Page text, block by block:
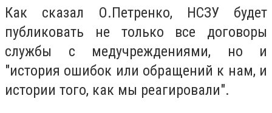
Как сказал О.Петренко, НСЗУ будет
публиковать не только все договоры
службы с медучреждениями, но и
"история ошибок или обращений к нам, и
истории того, как мы реагировали".